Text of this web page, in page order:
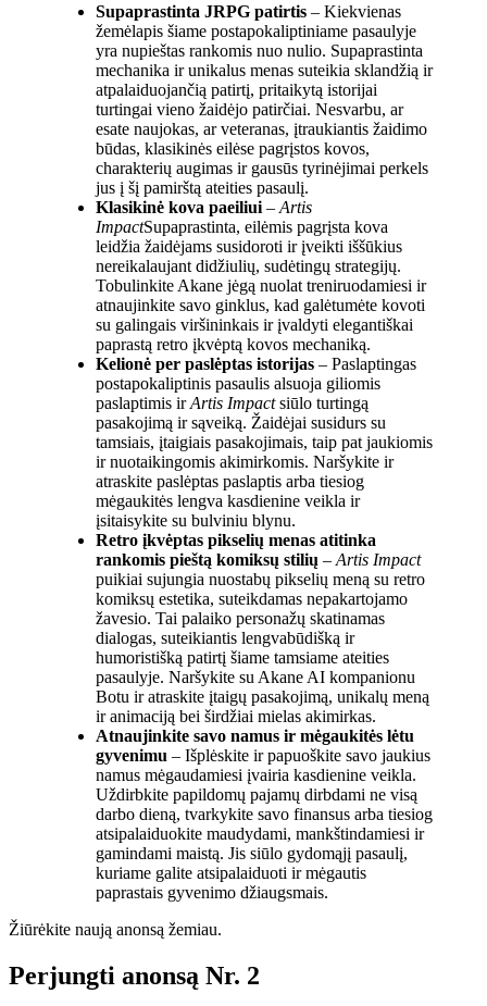
Supaprastinta JRPG patirtis – Kiekvienas
žemėlapis šiame postapokaliptiniame pasaulyje
yra nupieštas rankomis nuo nulio. Supaprastinta
mechanika ir unikalus menas suteikia sklandžią ir
atpalaiduojančią patirtį, pritaikytą istorijai
turtingai vieno žaidėjo patirčiai. Nesvarbu, ar
esate naujokas, ar veteranas, įtraukiantis žaidimo
būdas, klasikinės eilėse pagrįstos kovos,
charakterių augimas ir gausūs tyrinėjimai perkels
jus į šį pamirštą ateities pasaulį.
Klasikinė kova paeiliui – Artis
ImpactSupaprastinta, eilėmis pagrįsta kova
leidžia žaidėjams susidoroti ir įveikti iššūkius
nereikalaujant didžiulių, sudėtingų strategijų.
Tobulinkite Akane jėgą nuolat treniruodamiesi ir
atnaujinkite savo ginklus, kad galėtumėte kovoti
su galingais viršininkais ir įvaldyti elegantiškai
paprastą retro įkvėptą kovos mechaniką.
Kelionė per paslėptas istorijas – Paslaptingas
postapokaliptinis pasaulis alsuoja giliomis
paslaptimis irArtis Impactsiūlo turtingą
pasakojimą ir sąveiką. Žaidėjai susidurs su
tamsiais, įtaigiais pasakojimais, taip pat jaukiomis
ir nuotaikingomis akimirkomis. Naršykite ir
atraskite paslėptas paslaptis arba tiesiog
mėgaukitės lengva kasdienine veikla ir
įsitaisykite su bulviniu blynu.
Retro įkvėptas pikselių menas atitinka
rankomis pieštą komiksų stilių – Artis Impact
puikiai sujungia nuostabų pikselių meną su retro
komiksų estetika, suteikdamas nepakartojamo
žavesio. Tai palaiko personažų skatinamas
dialogas, suteikiantis lengvabūdišką ir
humoristišką patirtį šiame tamsiame ateities
pasaulyje. Naršykite su Akane AI kompanionu
Botu ir atraskite įtaigų pasakojimą, unikalų meną
ir animaciją bei širdžiai mielas akimirkas.
Atnaujinkite savo namus ir mėgaukitės lėtu
gyvenimu – Išplėskite ir papuoškite savo jaukius
namus mėgaudamiesi įvairia kasdienine veikla.
Uždirbkite papildomų pajamų dirbdami ne visą
darbo dieną, tvarkykite savo finansus arba tiesiog
atsipalaiduokite maudydami, mankštindamiesi ir
gamindami maistą. Jis siūlo gydomąjį pasaulį,
kuriame galite atsipalaiduoti ir mėgautis
paprastais gyvenimo džiaugsmais.
Žiūrėkite naują anonsą žemiau.
Perjungti anonsą Nr. 2